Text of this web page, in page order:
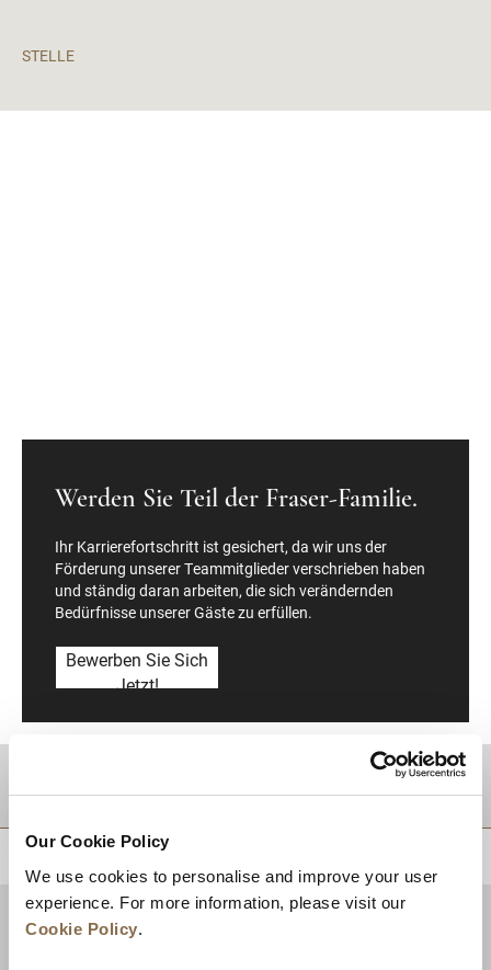
Our Cookie Policy
We use cookies to personalise and improve your user
experience. For more information, please visit our
Cookie Policy.
STELLE
Werden Sie Teil der Fraser-Familie.
Ihr Karrierefortschritt ist gesichert, da wir uns der
Förderung unserer Teammitglieder verschrieben haben
und ständig daran arbeiten, die sich verändernden
Bedürfnisse unserer Gäste zu erfüllen.
Bewerben Sie Sich
Jetzt!